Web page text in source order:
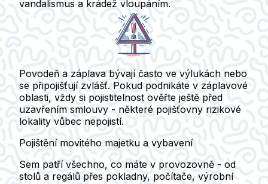
vandalismus a krádež vloupáním.
Povodeň a záplava bývají často ve výlukách nebo
se připojišťují zvlášť. Pokud podnikáte v záplavové
oblasti, vždy si pojistitelnost ověřte ještě před
uzavřením smlouvy - některé pojišťovny rizikové
lokality vůbec nepojistí.
Pojištění movitého majetku a vybavení
Sem patří všechno, co máte v provozovně - od
stolů a regálů přes pokladny, počítače, výrobní